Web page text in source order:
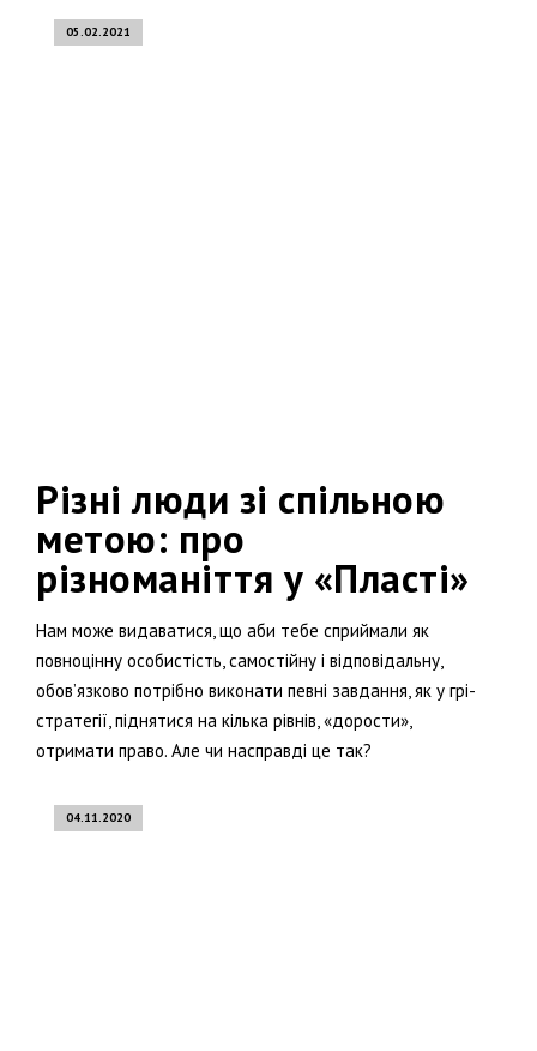
05.02.2021
Різні люди зі спільною
метою: про
різноманіття у «Пласті»
Нам може видаватися, що аби тебе сприймали як
повноцінну особистість, самостійну і відповідальну,
обов’язково потрібно виконати певні завдання, як у грі-
стратегії, піднятися на кілька рівнів, «дорости»,
отримати право. Але чи насправді це так?
04.11.2020